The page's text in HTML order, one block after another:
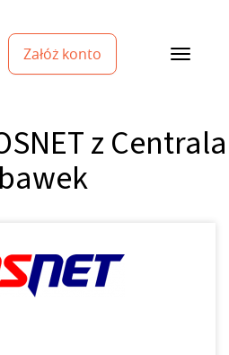
Załóż konto
z Centrala